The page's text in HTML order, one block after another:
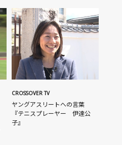
CROSSOVER TV
ヤングアスリートへの言葉
『テニスプレーヤー 伊達公
子』